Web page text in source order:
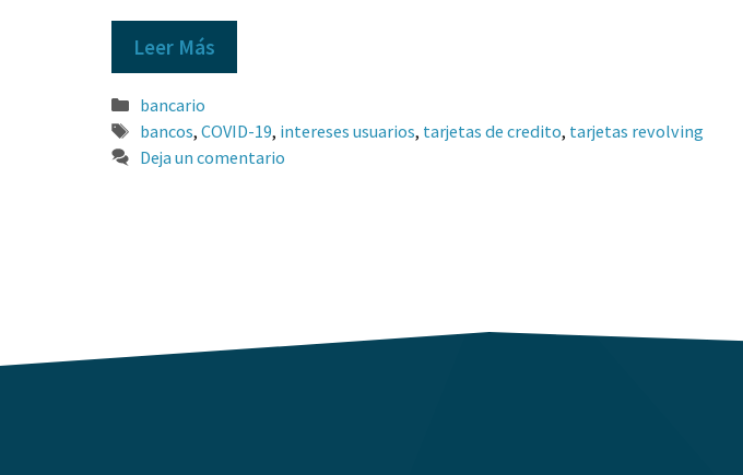
Leer Más
Categorías
bancario
Etiquetas
bancos, COVID-19, intereses usuarios, tarjetas de credito, tarjetas revolving
Deja un comentario